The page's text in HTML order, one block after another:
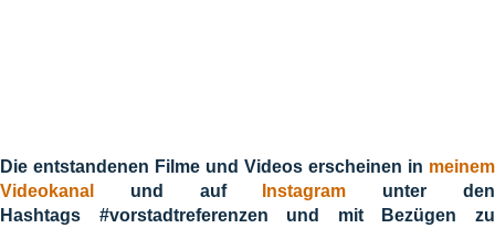
Die entstandenen Filme und Videos erscheinen in meinem
Videokanal
und auf Instagram unter den
Hashtags #vorstadtreferenzen und mit Bezügen zu